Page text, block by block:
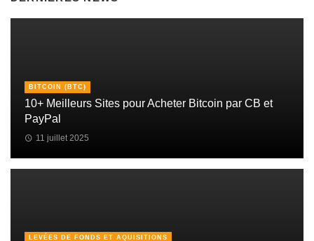
BITCOIN (BTC)
10+ Meilleurs Sites pour Acheter Bitcoin par CB et
PayPal
11 juillet 2025
LEVÉES DE FONDS ET AQUISITIONS